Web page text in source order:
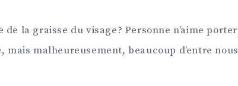
la graisse du visage? Personne n’aime porter
mais malheureusement, beaucoup d’entre nous